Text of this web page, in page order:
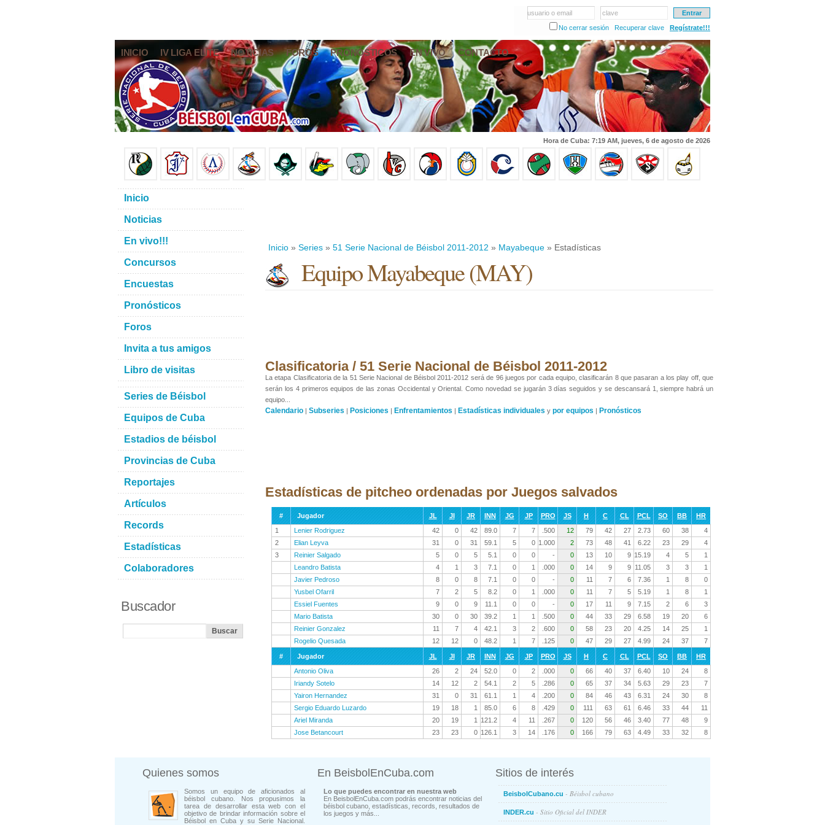
usuario o email
clave
No cerrar sesión
Recuperar clave Regístrate!!!
INICIO IV LIGA ELITE NOTICIAS FOROS PRONÓSTICOS EN VIVO CONTACTO
Hora de Cuba: 7:19 AM, jueves, 6 de agosto de 2026
Inicio » Series » 51 Serie Nacional de Béisbol 2011-2012 » Mayabeque » Estadísticas
Equipo Mayabeque (MAY)
Clasificatoria / 51 Serie Nacional de Béisbol 2011-2012
La etapa Clasificatoria de la 51 Serie Nacional de Béisbol 2011-2012 será de 96 juegos por cada equipo, clasificarán 8 que pasaran a los play off, que
serán los 4 primeros equipos de las zonas Occidental y Oriental. Como novedad se jugarán 3 días seguidos y se descansará 1, siempre habrá un
equipo...
Calendario | Subseries | Posiciones | Enfrentamientos | Estadísticas individuales y por equipos | Pronósticos
Estadísticas de pitcheo ordenadas por Juegos salvados
# Jugador JL JI JR INN JG JP PRO JS H C CL PCL SO BB
HR
1
Lenier Rodriguez 42 0 42 89.0 7 7 .500 12 79 42 27 2.73 60 38
4
2
Elian Leyva 31 0 31 59.1 5 0 1.000 2 73 48 41 6.22 23 29
4
3
Reinier Salgado 5 0 5 5.1 0 0 - 0 13 10 9 15.19 4 5
1
Leandro Batista
4 1 3 7.1 0 1 .000 0 14 9 9 11.05 3 3
1
Javier Pedroso
8 0 8 7.1 0 0 - 0 11 7 6 7.36 1 8
0
Yusbel Ofarril
7 2 5 8.2 0 1 .000 0 11 7 5 5.19 1 8
1
Essiel Fuentes
9 0 9 11.1 0 0 - 0 17 11 9 7.15 2 6
3
Mario Batista
30 0 30 39.2 1 1 .500 0 44 33 29 6.58 19 20
6
Reinier Gonzalez
11 7 4 42.1 3 2 .600 0 58 23 20 4.25 14 25
1
Rogelio Quesada
12 12 0 48.2 1 7 .125 0 47 29 27 4.99 24 37 7
# Jugador JL JI JR INN JG JP PRO JS H C CL PCL SO BB
HR
Antonio Oliva
26 2 24 52.0 0 2 .000 0 66 40 37 6.40 10 24
8
Iriandy Sotelo
14 12 2 54.1 2 5 .286 0 65 37 34 5.63 29 23
7
Yairon Hernandez
31 0 31 61.1 1 4 .200 0 84 46 43 6.31 24 30
8
Sergio Eduardo Luzardo
19 18 1 85.0 6 8 .429 0 111 63 61 6.46 33 44
11
Ariel Miranda
20 19 1 121.2 4 11 .267 0 120 56 46 3.40 77 48
9
Jose Betancourt
23 23 0 126.1 3 14 .176 0 166 79 63 4.49 33 32 8
Inicio
Noticias
En vivo!!!
Concursos
Encuestas
Pronósticos
Foros
Invita a tus amigos
Libro de visitas
Series de Béisbol
Equipos de Cuba
Estadios de béisbol
Provincias de Cuba
Reportajes
Artículos
Records
Estadísticas
Colaboradores
Buscador
Quienes somos
Somos un equipo de aficionados al
béisbol cubano. Nos propusimos la
tarea de desarrollar esta web con el
objetivo de brindar información sobre el
Béisbol en Cuba y su Serie Nacional.
En BeisbolEnCuba.com
Lo que puedes encontrar en nuestra web
En BeisbolEnCuba.com podrás encontrar noticias del
béisbol cubano, estadísticas, records, resultados de
los juegos y más...
Sitios de interés
BeisbolCubano.cu - Béisbol cubano
INDER.cu - Sitio Oficial del INDER